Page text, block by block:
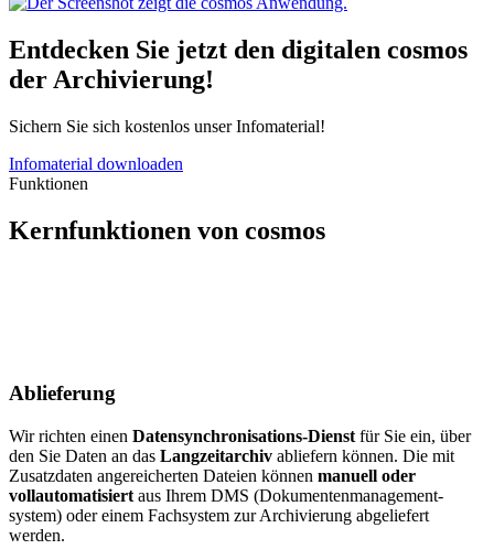
Entdecken Sie jetzt den digitalen cosmos
der Archivierung!
Sichern Sie sich kostenlos unser Infomaterial!
Infomaterial downloaden
Funktionen
Kernfunktionen von cosmos
Ablieferung
Wir richten einen Datensynchronisations-Dienst für Sie ein, über
den Sie Daten an das Langzeitarchiv abliefern können. Die mit
Zusatzdaten angereicherten Dateien können manuell oder
vollautomatisiert aus Ihrem DMS (Dokumenten­management­
system) oder einem Fachsystem zur Archivierung abgeliefert
werden.